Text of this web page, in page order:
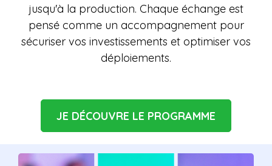
jusqu'à la production. Chaque échange est
pensé comme un accompagnement pour
sécuriser vos investissements et optimiser vos
déploiements.
JE DÉCOUVRE LE PROGRAMME